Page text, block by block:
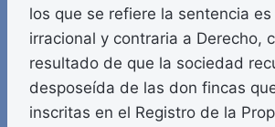
los que se refiere la sentencia
irracional y contraria a Derecho,
resultado de que la sociedad
desposeída de las don fincas
inscritas en el Registro de la